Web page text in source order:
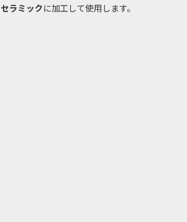
セラミックに加工して使用します。